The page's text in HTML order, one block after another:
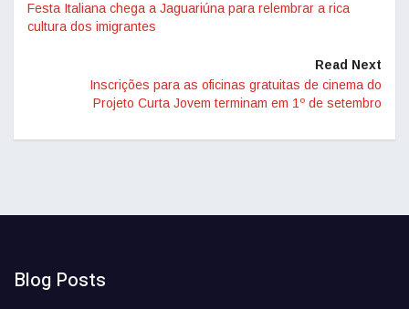
Festa Italiana chega a Jaguariúna para relembrar a rica
cultura dos imigrantes
Read Next
Inscrições para as oficinas gratuitas de cinema do
Projeto Curta Jovem terminam em 1º de setembro
Blog Posts